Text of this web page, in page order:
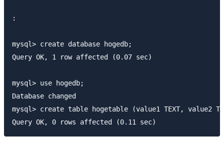
:
mysql> create database hogedb;
Query OK, 1 row affected (0.07 sec)
mysql> use hogedb;
Database changed
mysql> create table hogetable (value1 TEXT, value2